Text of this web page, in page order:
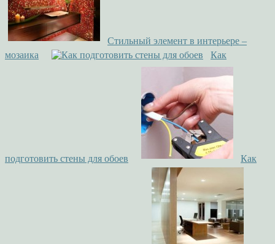
Стильный элемент в интерьере –
мозаика
Как
подготовить стены для обоев Как